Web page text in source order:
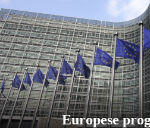
Europese